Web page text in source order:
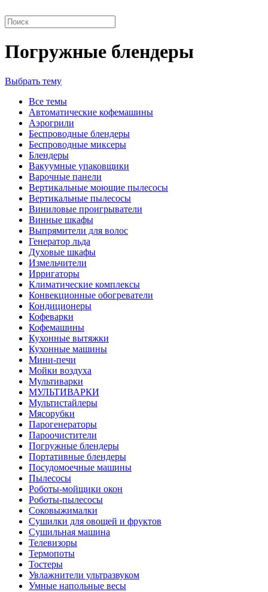
Погружные блендеры
Выбрать тему
Все темы
Автоматические кофемашины
Аэрогрили
Беспроводные блендеры
Беспроводные миксеры
Блендеры
Вакуумные упаковщики
Варочные панели
Вертикальные моющие пылесосы
Вертикальные пылесосы
Виниловые проигрыватели
Винные шкафы
Выпрямители для волос
Генератор льда
Духовые шкафы
Измельчители
Ирригаторы
Климатические комплексы
Конвекционные обогреватели
Кондиционеры
Кофеварки
Кофемашины
Кухонные вытяжки
Кухонные машины
Мини-печи
Мойки воздуха
Мультиварки
МУЛЬТИВАРКИ
Мультистайлеры
Мясорубки
Парогенераторы
Пароочистители
Погружные блендеры
Портативные блендеры
Посудомоечные машины
Пылесосы
Роботы-мойщики окон
Роботы-пылесосы
Соковыжималки
Сушилки для овощей и фруктов
Сушильная машина
Телевизоры
Термопоты
Тостеры
Увлажнители ультразвуком
Умные напольные весы